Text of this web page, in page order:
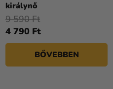
királynő
4 790 Ft
9 590 Ft
BŐVEBBEN